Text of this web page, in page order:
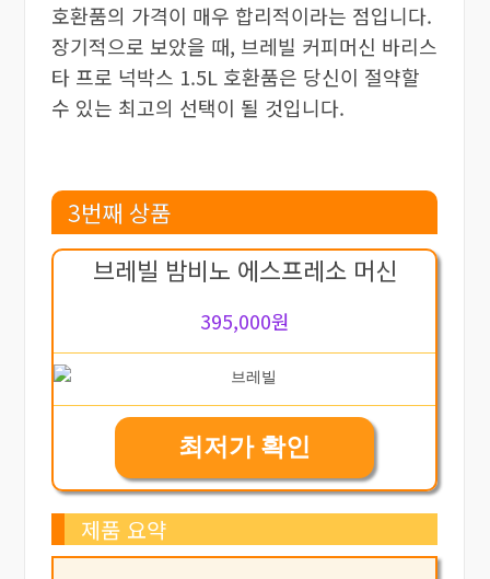
호환품의 가격이 매우 합리적이라는 점입니다.
장기적으로 보았을 때, 브레빌 커피머신 바리스
타 프로 넉박스 1.5L 호환품은 당신이 절약할
수 있는 최고의 선택이 될 것입니다.
3번째 상품
브레빌 밤비노 에스프레소 머신
395,000원
최저가 확인
제품 요약